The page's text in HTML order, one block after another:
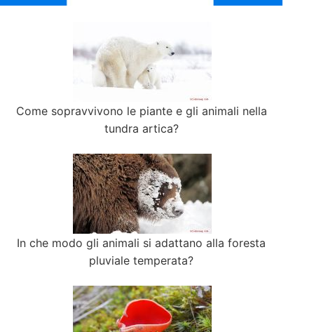
Come sopravvivono le piante e gli animali nella
tundra artica?
In che modo gli animali si adattano alla foresta
pluviale temperata?